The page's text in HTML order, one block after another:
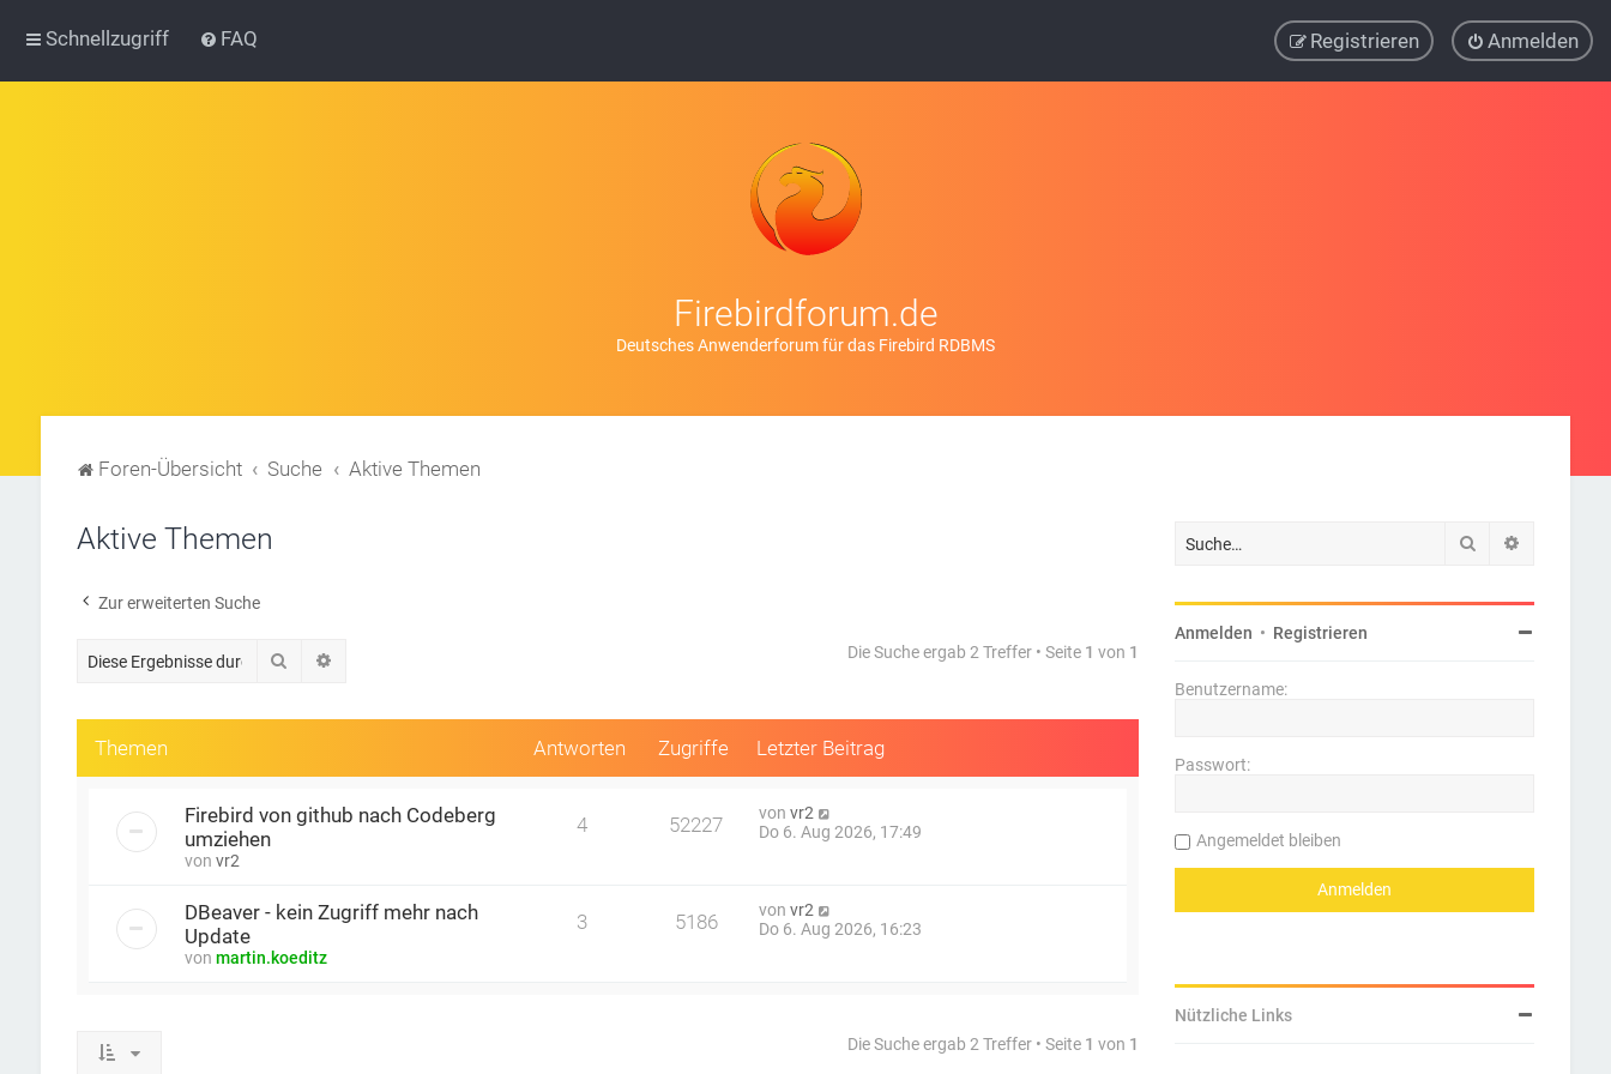
Schnellzugriff FAQ Anmelden
Registrieren
Firebirdforum.de
Deutsches Anwenderforum für das Firebird RDBMS
Foren-Übersicht Suche Aktive Themen
Aktive Themen
Zur erweiterten Suche
Suche Die Suche ergab 2 Treffer • Seite 1 von 1
Themen Antworten Zugriffe Letzter Beitrag
Firebird von github nach Codeberg
umziehen
von vr2
4 52227 vonvr2
Do 6. Aug 2026, 17:49
DBeaver - kein Zugriff mehr nach
Update
von martin.koeditz
3 5186 vonvr2
Do 6. Aug 2026, 16:23
Die Suche ergab 2 Treffer • Seite 1 von 1
Suche
Anmelden • Registrieren
Benutzername:
Passwort:
Angemeldet bleiben
Nützliche Links